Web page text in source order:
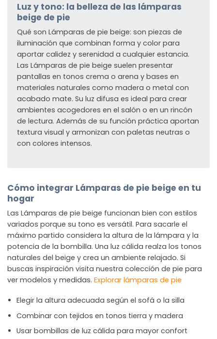
Luz y tono: la belleza de las lámparas
beige de pie
Qué son Lámparas de pie beige: son piezas de
iluminación que combinan forma y color para
aportar calidez y serenidad a cualquier estancia.
Las Lámparas de pie beige suelen presentar
pantallas en tonos crema o arena y bases en
materiales naturales como madera o metal con
acabado mate. Su luz difusa es ideal para crear
ambientes acogedores en el salón o en un rincón
de lectura. Además de su función práctica aportan
textura visual y armonizan con paletas neutras o
con colores intensos.
Cómo integrar Lámparas de pie beige en tu
hogar
Las Lámparas de pie beige funcionan bien con estilos
variados porque su tono es versátil. Para sacarle el
máximo partido considera la altura de la lámpara y la
potencia de la bombilla. Una luz cálida realza los tonos
naturales del beige y crea un ambiente relajado. Si
buscas inspiración visita nuestra colección de pie para
ver modelos y medidas. Explorar lámparas de pie
Elegir la altura adecuada según el sofá o la silla
Combinar con tejidos en tonos tierra y madera
Usar bombillas de luz cálida para mayor confort